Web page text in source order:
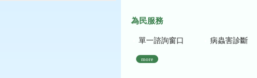
為民服務
單一諮詢窗口 病蟲害診斷
more